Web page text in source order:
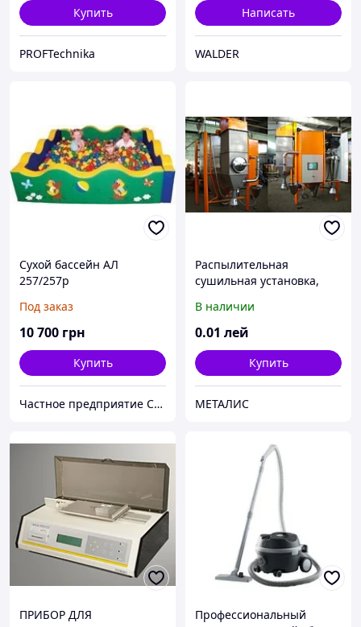
Купить
PROFTechnika
Написать
WALDER
Сухой бассейн АЛ
257/257р
Под заказ
10 700 грн
Купить
Частное предприятие София Мед
Распылительная
сушильная установка,
сухое молоко, казеин,
соевое молоко,
В наличии
0.01 лей
Купить
МЕТАЛИС
ПРИБОР ДЛЯ
Профессиональный